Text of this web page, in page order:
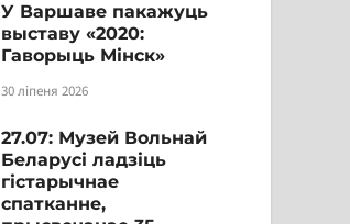
У Варшаве пакажуць
выставу «2020:
Гаворыць Мінск»
30 ліпеня 2026
27.07: Музей Вольнай
Беларусі ладзіць
гістарычнае
спатканне,